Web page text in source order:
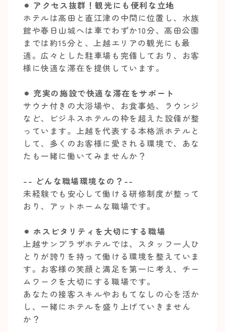
⚫︎ アクセス抜群！観光にも便利な立地
ホテルは高田と直江津の中間に位置し、水族
館や春日山城へは車でわずか10分、高田公園
までは約15分と、上越エリアの観光にも最
適。広々とした駐車場も完備しており、お客
様に快適な滞在を提供しています。
⚫︎ 充実の施設で快適な滞在をサポート
サウナ付きの大浴場や、お食事処、ラウンジ
など、ビジネスホテルの枠を超えた設備が整
っています。上越を代表する本格派ホテルと
して、多くのお客様に愛される環境で、あな
たも一緒に働いてみませんか？
-- どんな職場環境なの？--
未経験でも安心して働ける研修制度が整って
おり、アットホームな職場です。
⚫︎ ホスピタリティを大切にする職場
上越サンプラザホテルでは、スタッフ一人ひ
とりが誇りを持って働ける環境を整えていま
す。お客様の笑顔と満足を第一に考え、チー
ムワークを大切にする職場です。
あなたの接客スキルやおもてなしの心を活か
し、一緒にホテルを盛り上げていきません
か？